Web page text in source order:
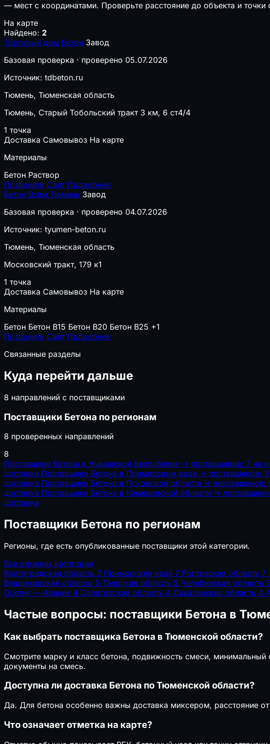
— мест с координатами. Проверьте расстояние до объекта и точки
На карте
Найдено: 2
Торговый дом Бетон Завод
Базовая проверка · проверено 05.07.2026
Источник: tdbeton.ru
Тюмень, Тюменская область
Тюмень, Старый Тобольский тракт 3 км, 6 ст4/4
1 точка
Доставка Самовывоз На карте
Материалы
Бетон Раствор
Позвонить Сайт Подробнее
Бетон Всем Тюмень Завод
Базовая проверка · проверено 04.07.2026
Источник: tyumen-beton.ru
Тюмень, Тюменская область
Московский тракт, 179 к1
1 точка
Доставка Самовывоз На карте
Материалы
Бетон Бетон B15 Бетон B20 Бетон B25 +1
Позвонить Сайт Подробнее
Связанные разделы
Куда перейти дальше
8 направлений с поставщиками
Поставщики Бетона по регионам
8 проверенных направлений
8
Поставщики Бетона в Чувашской республике → поставщиков: 7 на
доставка Поставщики Бетона в Приморском крае → поставщиков: 7
доставка Поставщики Бетона в Псковской области → поставщиков:
доставка Поставщики Бетона в Кемеровской области →
доставка
Поставщики Бетона по регионам
Регионы, где есть опубликованные поставщики этой категории.
Все регионы категории
Волгоградская область 7 Приморский край 7 Ростовская область 7
Владимирская область 5 Тверская область 5 Челябинская область 5
Осетия — Алания 4 Саратовская область 4 Сахалинская область 4
Частые вопросы: поставщики Бетона в
Как выбрать поставщика Бетона в Тюменской области?
Смотрите марку и класс бетона, подвижность смеси, минимальный
документы на смесь.
Доступна ли доставка Бетона по Тюменской области?
Да. Для бетона особенно важны доставка миксером, расстояние
Что означает отметка на карте?